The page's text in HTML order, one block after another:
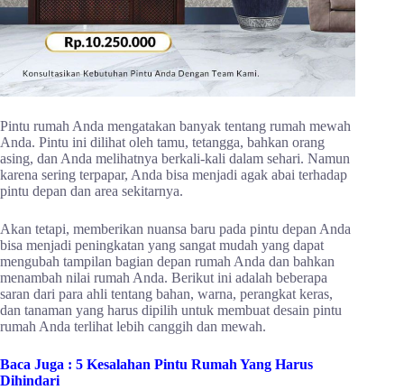
Pintu rumah Anda mengatakan banyak tentang rumah mewah
Anda. Pintu ini dilihat oleh tamu, tetangga, bahkan orang
asing, dan Anda melihatnya berkali-kali dalam sehari. Namun
karena sering terpapar, Anda bisa menjadi agak abai terhadap
pintu depan dan area sekitarnya.
Akan tetapi, memberikan nuansa baru pada pintu depan Anda
bisa menjadi peningkatan yang sangat mudah yang dapat
mengubah tampilan bagian depan rumah Anda dan bahkan
menambah nilai rumah Anda. Berikut ini adalah beberapa
saran dari para ahli tentang bahan, warna, perangkat keras,
dan tanaman yang harus dipilih untuk membuat desain pintu
rumah Anda terlihat lebih canggih dan mewah.
Baca Juga : 5 Kesalahan Pintu Rumah Yang Harus
Dihindari